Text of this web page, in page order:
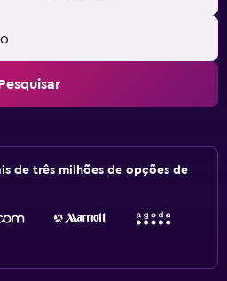
de três milhões de opções de